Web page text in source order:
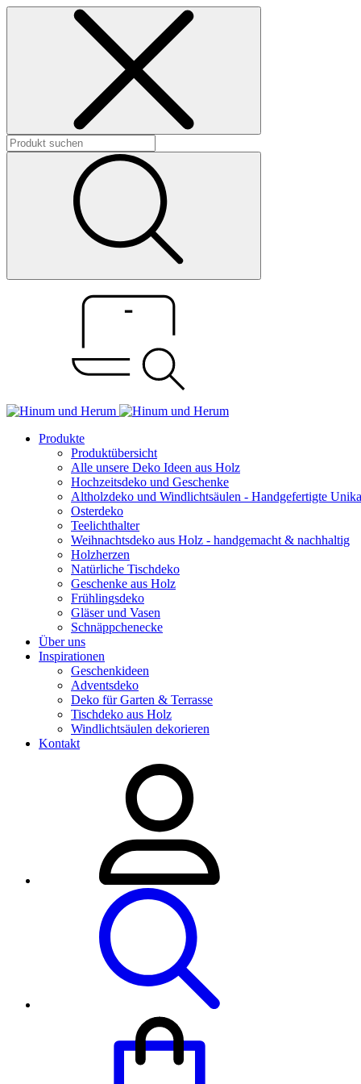
Produkte
Produktübersicht
Alle unsere Deko Ideen aus Holz
Hochzeitsdeko und Geschenke
Altholzdeko und Windlichtsäulen - Handgefertigte
Osterdeko
Teelichthalter
Weihnachts­deko aus Holz - handgemacht & nachhaltig
Holzherzen
Natürliche Tischdeko
Geschenke aus Holz
Frühlingsdeko
Gläser und Vasen
Schnäppchenecke
Über uns
Inspirationen
Geschenkideen
Adventsdeko
Deko für Garten & Terrasse
Tischdeko aus Holz
Windlichtsäulen dekorieren
Kontakt